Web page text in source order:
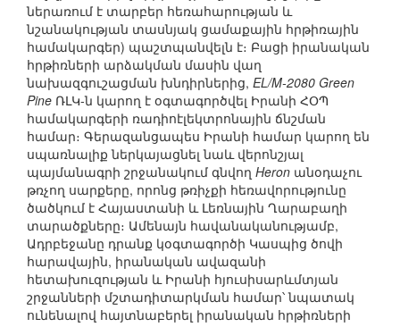
ներառում է տարբեր հեռահարության և
նշանակության տասնյակ ցամաքային հրթիռային
համակարգեր) պաշտպանվելն է։ Բացի իրանական
հրթիռների արձակման մասին վաղ
նախազգուշացման խնդիրներից, EL/M-2080 Green
Pine ՌԼԿ-ն կարող է օգտագործվել Իրանի ՀՕՊ
համակարգերի ռադիոէլեկտրոնային ճնշման
համար։ Գերազանցապես Իրանի համար կարող են
սպառնալիք ներկայացնել նաև վերոնշյալ
պայմանագրի շրջանակում գնվող Heron անօդաչու
թռչող սարքերը, որոնց թռիչքի հեռավորությունը
ծածկում է Հայաստանի և Լեռնային Ղարաբաղի
տարածքները։ Ամենայն հավանականությամբ,
Ադրբեջանը դրանք կօգտագործի Կասպից ծովի
հարավային, իրանական ավազանի
հետախուզության և Իրանի հյուսիսարևմտյան
շրջանների մշտադիտարկման համար՝ նպատակ
ունենալով հայտնաբերել իրանական հրթիռների